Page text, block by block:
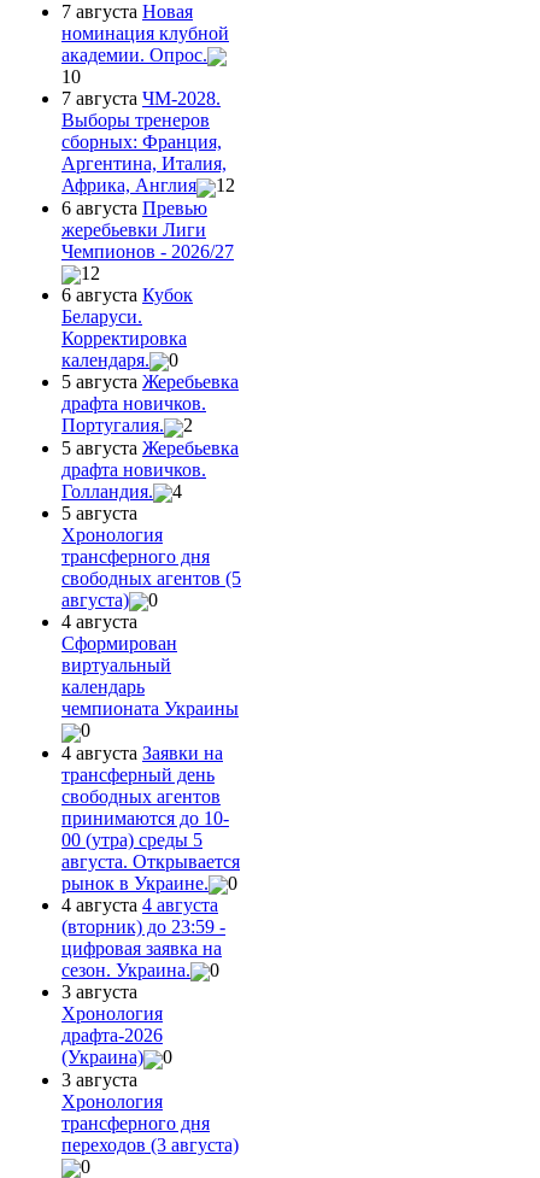
7 августа Новая
номинация клубной
академии. Опрос.
10
7 августа ЧМ-2028.
Выборы тренеров
сборных: Франция,
Аргентина, Италия,
Африка, Англия
12
6 августа Превью
жеребьевки Лиги
Чемпионов - 2026/27
12
6 августа Кубок
Беларуси.
Корректировка
календаря.
0
5 августа Жеребьевка
драфта новичков.
Португалия.
2
5 августа Жеребьевка
драфта новичков.
Голландия.
4
5 августа
Хронология
трансферного дня
свободных агентов (5
августа)
0
4 августа
Сформирован
виртуальный
календарь
чемпионата Украины
0
4 августа Заявки на
трансферный день
свободных агентов
принимаются до 10-
00 (утра) среды 5
августа. Открывается
рынок в Украине.
0
4 августа 4 августа
(вторник) до 23:59 -
цифровая заявка на
сезон. Украина.
0
3 августа
Хронология
драфта-2026
(Украина)
0
3 августа
Хронология
трансферного дня
переходов (3 августа)
0